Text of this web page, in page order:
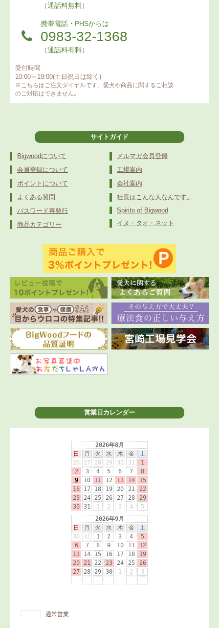
（通話料無料）
携帯電話・PHSからは
0983-32-1368
（通話料有料）
受付時間
10:00～19:00(土日祝日は除く)
※こちらはご注文ダイヤルです。愛犬や商品に関するご相談
のご対応はできません｡
サイトガイド
Bigwoodについて
会員登録について
ポイントについて
よくある質問
パスワード再発行
商品カテゴリー
メルマガ会員登録
工場案内
会社案内
社長はこんな人なんです。
Spirito of Bigwood
イヌ・タオ・ネット
営業日カレンダー
通常営業